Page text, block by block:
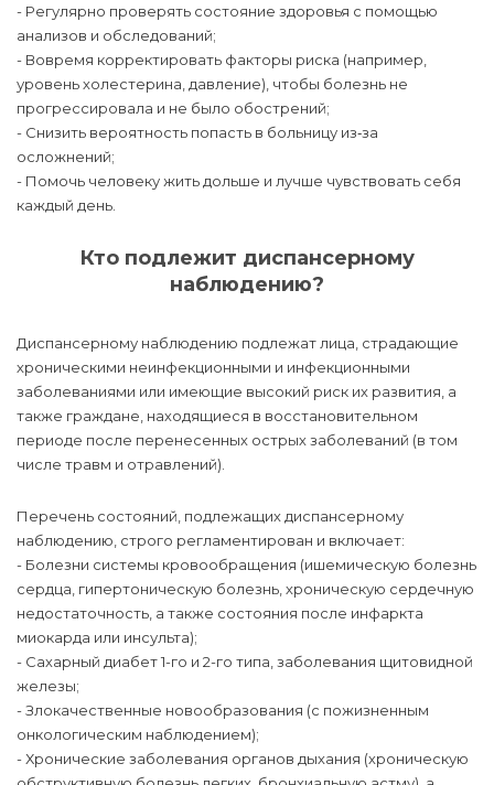
- Регулярно проверять состояние здоровья с помощью
анализов и обследований;
- Вовремя корректировать факторы риска (например,
уровень холестерина, давление), чтобы болезнь не
прогрессировала и не было обострений;
- Снизить вероятность попасть в больницу из‑за
осложнений;
- Помочь человеку жить дольше и лучше чувствовать себя
каждый день.
Кто подлежит диспансерному
наблюдению?
Диспансерному наблюдению подлежат лица, страдающие
хроническими неинфекционными и инфекционными
заболеваниями или имеющие высокий риск их развития, а
также граждане, находящиеся в восстановительном
периоде после перенесенных острых заболеваний (в том
числе травм и отравлений).
Перечень состояний, подлежащих диспансерному
наблюдению, строго регламентирован и включает:
- Болезни системы кровообращения (ишемическую болезнь
сердца, гипертоническую болезнь, хроническую сердечную
недостаточность, а также состояния после инфаркта
миокарда или инсульта);
- Сахарный диабет 1-го и 2-го типа, заболевания щитовидной
железы;
- Злокачественные новообразования (с пожизненным
онкологическим наблюдением);
- Хронические заболевания органов дыхания (хроническую